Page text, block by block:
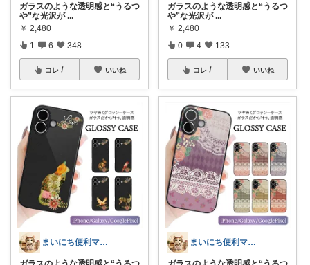
ガラスのような透明感と“うるつ
や”な光沢が ...
￥ 2,480
1 6 348
コレ いいね
まいにち便利マーケット
ガラスのような透明感と“うるつ
や”な光沢が ...
￥ 2,480
0 4 133
コレ いいね
まいにち便利マーケット